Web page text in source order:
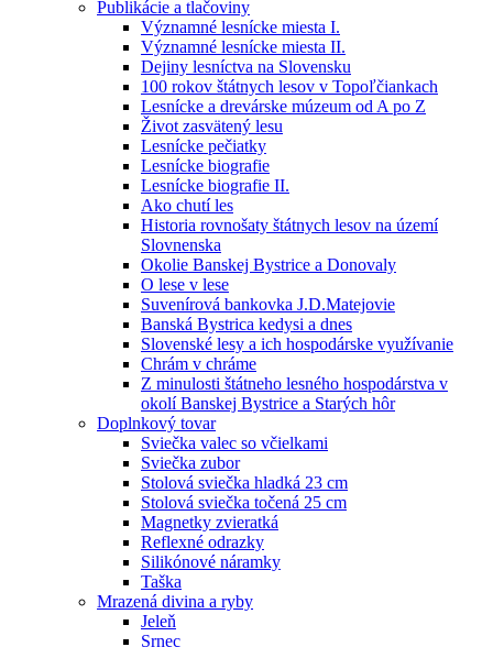
Publikácie a tlačoviny
Významné lesnícke miesta I.
Významné lesnícke miesta II.
Dejiny lesníctva na Slovensku
100 rokov štátnych lesov v Topoľčiankach
Lesnícke a drevárske múzeum od A po Z
Život zasvätený lesu
Lesnícke pečiatky
Lesnícke biografie
Lesnícke biografie II.
Ako chutí les
Historia rovnošaty štátnych lesov na území
Slovnenska
Okolie Banskej Bystrice a Donovaly
O lese v lese
Suvenírová bankovka J.D.Matejovie
Banská Bystrica kedysi a dnes
Slovenské lesy a ich hospodárske využívanie
Chrám v chráme
Z minulosti štátneho lesného hospodárstva v
okolí Banskej Bystrice a Starých hôr
Doplnkový tovar
Sviečka valec so včielkami
Sviečka zubor
Stolová sviečka hladká 23 cm
Stolová sviečka točená 25 cm
Magnetky zvieratká
Reflexné odrazky
Silikónové náramky
Taška
Mrazená divina a ryby
Jeleň
Srnec